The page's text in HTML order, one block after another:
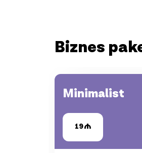
Biznes
Minimalist
19